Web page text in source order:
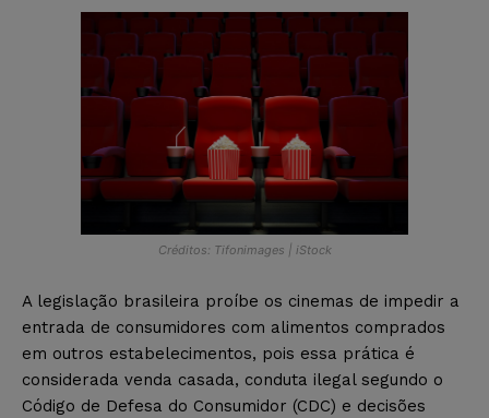
Créditos: Tifonimages | iStock
A legislação brasileira proíbe os cinemas de impedir a
entrada de consumidores com alimentos comprados
em outros estabelecimentos, pois essa prática é
considerada venda casada, conduta ilegal segundo o
Código de Defesa do Consumidor (CDC) e decisões